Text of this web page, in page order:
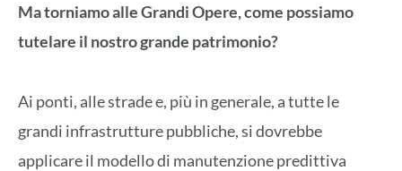
Ma torniamo alle Grandi Opere, come possiamo
tutelare il nostro grande patrimonio?
Ai ponti, alle strade e, più in generale, a tutte le
grandi infrastrutture pubbliche, si dovrebbe
applicare il modello di manutenzione predittiva